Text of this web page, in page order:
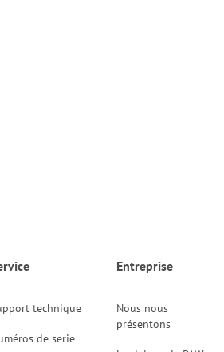
technique
de serie
Entreprise
Nous nous
présentons